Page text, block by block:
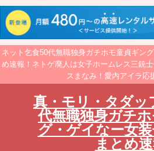
ネット乞食50代無職独身ガチホモ童貞ギン
め速報！ネトゲ廃人は女子ホームレス三銃
スまなみ！愛内アイラ応
真・モリ・タダッ
代無職独身ガチ
グ・ゲイなー女
まとめ